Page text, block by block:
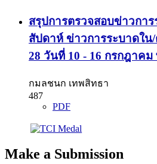
สรุปการตรวจสอบข่าวกา
สัปดาห์ ข่าวการระบาดใน
28 วันที่ 10 - 16 กรกฎาคม
กมลชนก เทพสิทธา
487
PDF
Make a Submission